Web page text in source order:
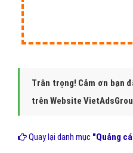
Trân trọng! Cảm ơn bạn
trên Website
Quay lại danh mục "Quảng